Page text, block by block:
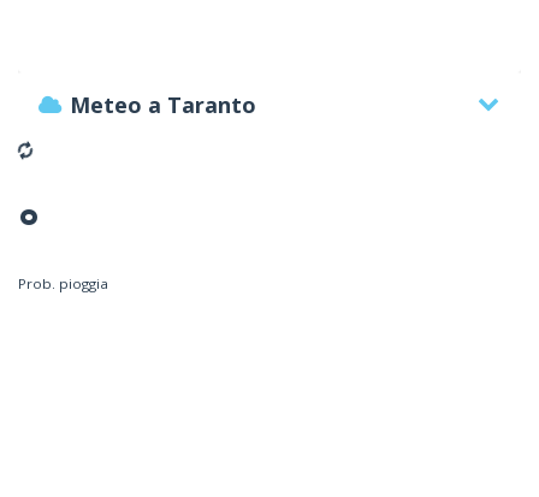
Meteo a Taranto
°
Prob. pioggia